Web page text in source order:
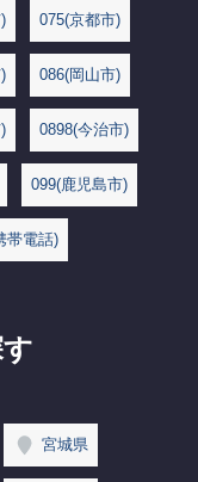
075(京都市)
086(岡山市)
0898(今治市)
099(鹿児島市)
帯電話)
宮城県